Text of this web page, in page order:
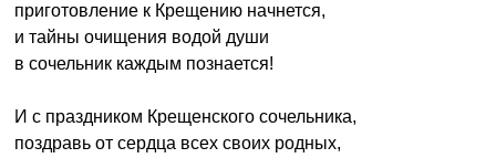
приготовление к Крещению начнется,
и тайны очищения водой души
в сочельник каждым познается!
И с праздником Крещенского сочельника,
поздравь от сердца всех своих родных,